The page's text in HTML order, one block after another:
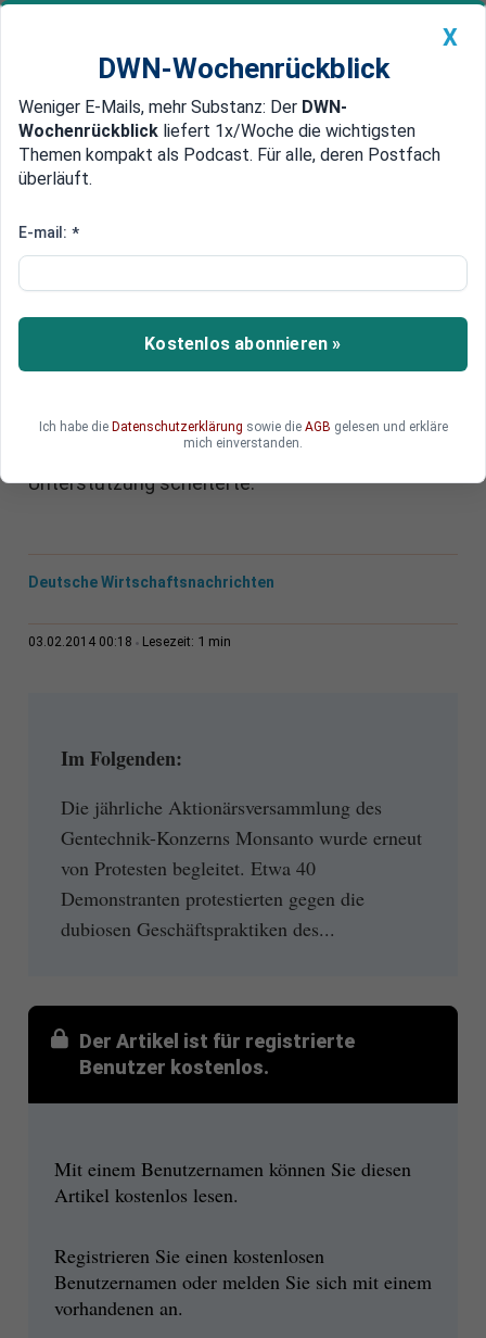
Newsticker MEIN DWN: Geldanlage Premium
Edelmetalle DWN-Magazin China
Gentechnisch veränderte Organismen
Monsanto: Proteste bei
Aktionärs-Versammlung
Bei der Aktionärsversammlung von Monsanto
Resolution zur Kennzeichnungspflicht von Gen-
Unterstützung scheiterte.
Deutsche Wirtschaftsnachrichten
03.02.2014 00:18 Lesezeit: 1 min
Im Folgenden:
Die jährliche Aktionärsversammlung des
Gentechnik-Konzerns Monsanto wurde erneut
von Protesten begleitet. Etwa 40
Demonstranten protestierten gegen die
dubiosen Geschäftspraktiken des...
Der Artikel ist für registrierte
Benutzer kostenlos.
Mit einem Benutzernamen können Sie diesen
Artikel kostenlos lesen.
Registrieren Sie einen kostenlosen
Benutzernamen oder melden Sie sich mit einem
vorhandenen an.
X
DWN-Wochenrückblick
Weniger E-Mails, mehr Substanz: Der DWN-
Wochenrückblick liefert 1x/Woche die wichtigsten
Themen kompakt als Podcast. Für alle, deren Postfach
überläuft.
E-mail: *
Kostenlos abonnieren »
Ich habe die Datenschutzerklärung sowie die AGB gelesen und erkläre
mich einverstanden.